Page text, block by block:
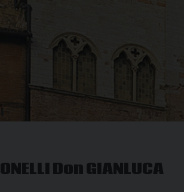
Don GIANLUCA